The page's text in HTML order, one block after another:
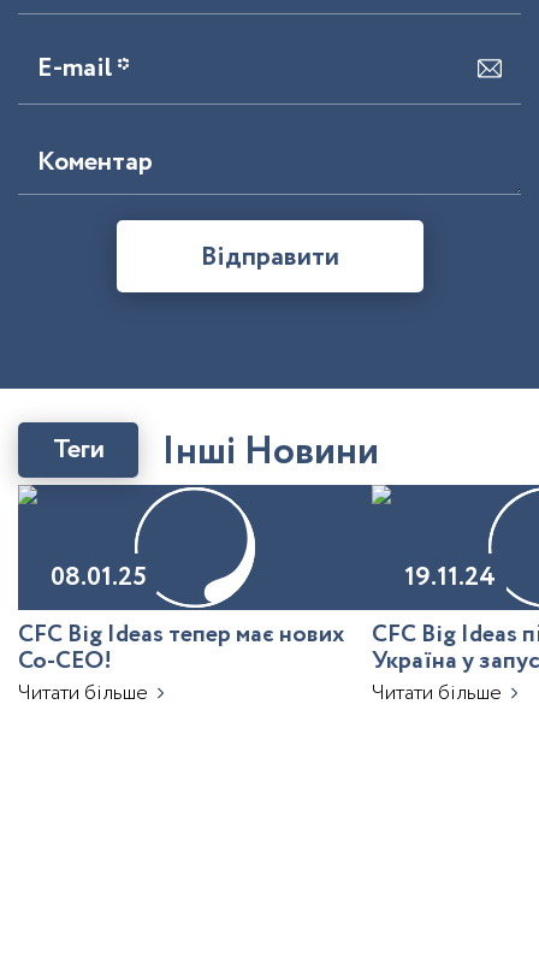
E-mail *
Коментар
Відправити
Інші Новини
Теги
08.01.25
CFC Big Ideas тепер має нових
Co-CEO!
Читати більше
19.11.24
CFC Big Ideas
Україна у
з ШІ
Читати більше